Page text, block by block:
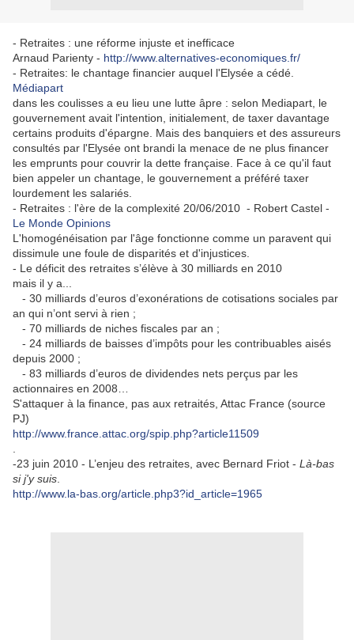
- Retraites : une réforme injuste et inefficace
Arnaud Parienty - http://www.alternatives-economiques.fr/
- Retraites: le chantage financier auquel l'Elysée a cédé.
Médiapart
dans les coulisses a eu lieu une lutte âpre : selon Mediapart, le
gouvernement avait l'intention, initialement, de taxer davantage
certains produits d'épargne. Mais des banquiers et des assureurs
consultés par l'Elysée ont brandi la menace de ne plus financer
les emprunts pour couvrir la dette française. Face à ce qu'il faut
bien appeler un chantage, le gouvernement a préféré taxer
lourdement les salariés.
- Retraites : l'ère de la complexité 20/06/2010 - Robert Castel -
Le Monde Opinions
L'homogénéisation par l'âge fonctionne comme un paravent qui
dissimule une foule de disparités et d'injustices.
- Le déficit des retraites s’élève à 30 milliards en 2010
mais il y a...
- 30 milliards d’euros d’exonérations de cotisations sociales par
an qui n’ont servi à rien ;
- 70 milliards de niches fiscales par an ;
- 24 milliards de baisses d’impôts pour les contribuables aisés
depuis 2000 ;
- 83 milliards d’euros de dividendes nets perçus par les
actionnaires en 2008…
S'attaquer à la finance, pas aux retraités, Attac France (source
PJ)
http://www.france.attac.org/spip.php?article11509
-23 juin 2010 - L’enjeu des retraites, avec Bernard Friot - Là-bas
si j'y suis
http://www.la-bas.org/article.php3?id_article=1965